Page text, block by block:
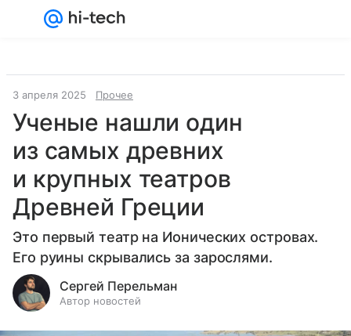
3 апреля 2025 Прочее
Ученые нашли один
из самых древних
и крупных театров
Древней Греции
Это первый театр на Ионических островах.
Его руины скрывались за зарослями.
Сергей Перельман
Автор новостей